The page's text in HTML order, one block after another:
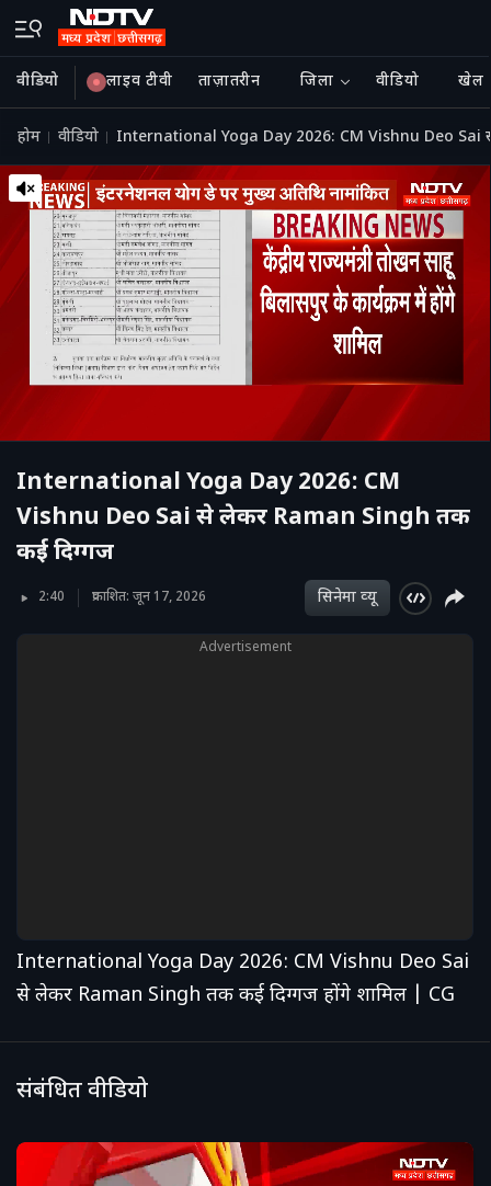
वीडियो लाइव टीवी ताज़ातरीन जिला वीडियो खेल
होम वीडियो International Yoga Day 2026: CM Vishnu Deo Sai
International Yoga Day 2026: CM
Vishnu Deo Sai से लेकर Raman Singh तक
कई दिग्गज
2:40 प्रकाशित: जून 17, 2026 सिनेमा व्‍यू
Advertisement
International Yoga Day 2026: CM Vishnu Deo Sai
से लेकर Raman Singh तक कई दिग्गज होंगे शामिल | CG
संबंधित वीडियो